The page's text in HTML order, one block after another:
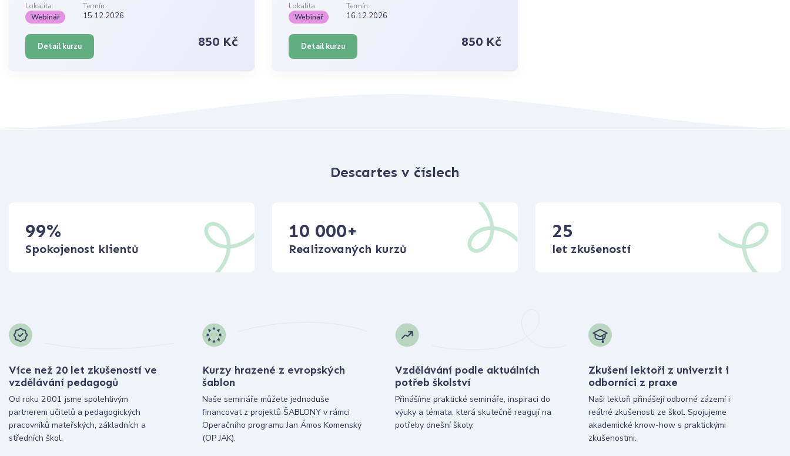
Lokalita:
Termín:
Webinář
15.12.2026
Detail kurzu 850 Kč
Lokalita:
Termín:
Webinář
16.12.2026
Detail kurzu 850 Kč
Descartes v číslech
99%
Spokojenost klientů
10 000+
Realizovaných kurzů
25
let zkušeností
Více než 20 let zkušeností ve
vzdělávání pedagogů
Od roku 2001 jsme spolehlivým
partnerem učitelů a pedagogických
pracovníků mateřských, základních a
středních škol.
Kurzy hrazené z evropských
šablon
Naše semináře můžete jednoduše
financovat z projektů ŠABLONY v rámci
Operačního programu Jan Ámos Komenský
(OP JAK).
Vzdělávání podle aktuálních
potřeb školství
Přinášíme praktické semináře, inspiraci do
výuky a témata, která skutečně reagují na
potřeby dnešní školy.
Zkušení lektoři z univerzit i
odborníci z praxe
Naši lektoři přinášejí odborné zázemí i
reálné zkušenosti ze škol. Spojujeme
akademické know-how s praktickými
zkušenostmi.